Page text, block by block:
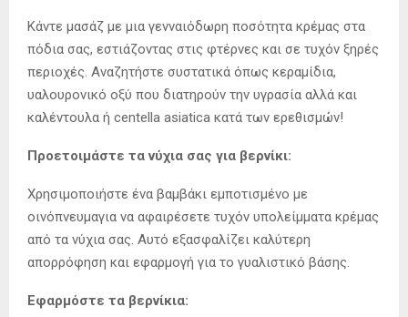
Κάντε μασάζ με μια γενναιόδωρη ποσότητα κρέμας στα
πόδια σας, εστιάζοντας στις φτέρνες και σε τυχόν ξηρές
περιοχές. Αναζητήστε συστατικά όπως κεραμίδια,
υαλουρονικό οξύ που διατηρούν την υγρασία αλλά και
καλέντουλα ή centella asiatica κατά των ερεθισμών!
Προετοιμάστε τα νύχια σας για βερνίκι:
Χρησιμοποιήστε ένα βαμβάκι εμποτισμένο με
οινόπνευμαγια να αφαιρέσετε τυχόν υπολείμματα κρέμας
από τα νύχια σας. Αυτό εξασφαλίζει καλύτερη
απορρόφηση και εφαρμογή για το γυαλιστικό βάσης.
Εφαρμόστε τα βερνίκια: